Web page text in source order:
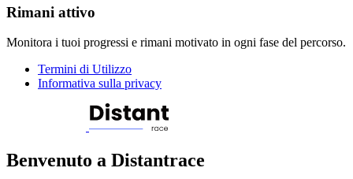
Rimani attivo
Monitora i tuoi progressi e rimani motivato in ogni fase del percorso.
Termini di Utilizzo
Informativa sulla privacy
Benvenuto a Distantrace